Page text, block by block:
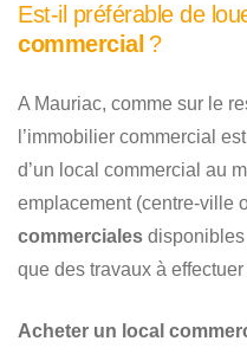
Est-il préférable de
commercial ?
A Mauriac, comme sur le
l’immobilier commercial
d’un local commercial au
emplacement (centre-ville
commerciales
que des travaux à
Acheter un local